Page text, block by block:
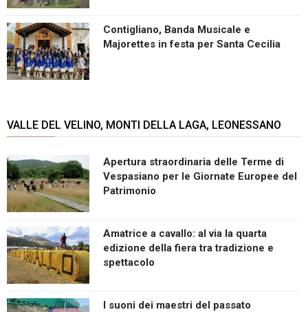
Contigliano, Banda Musicale e
Majorettes in festa per Santa Cecilia
VALLE DEL VELINO, MONTI DELLA LAGA, LEONESSANO
Apertura straordinaria delle Terme di
Vespasiano per le Giornate Europee del
Patrimonio
Amatrice a cavallo: al via la quarta
edizione della fiera tra tradizione e
spettacolo
I suoni dei maestri del passato